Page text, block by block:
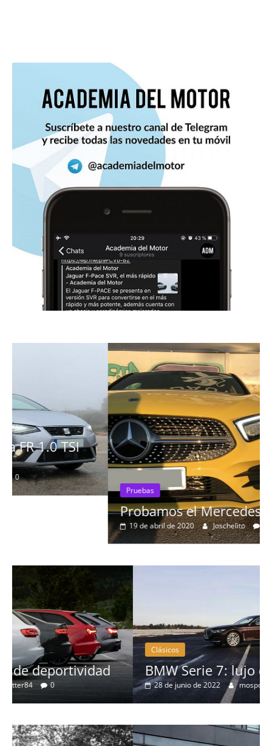
Pruebas
Probamos el Mercedes-Benz A200d
Joschelito 0
Clásicos
BMW Serie 7: lujo desde 1977
28 de junio de 2022 mospotter84 0